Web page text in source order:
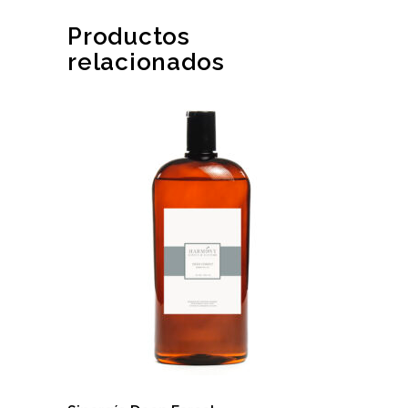
Productos
relacionados